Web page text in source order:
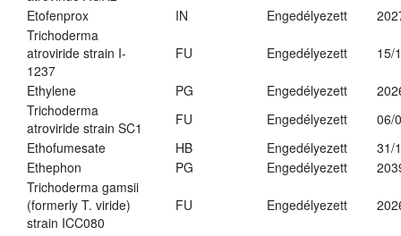
Etofenprox
IN Engedélyezett
Trichoderma
atroviride strain I-
1237
FU Engedélyezett 15/
Ethylene PG Engedélyezett
Trichoderma
atroviride strain SC1
FU Engedélyezett
06/
Ethofumesate
HB Engedélyezett
31/
Ethephon
PG Engedélyezett
Trichoderma gamsii
(formerly T. viride)
strain ICC080
FU Engedélyezett